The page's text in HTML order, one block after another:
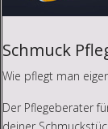
Schmuck
Wie pflegt man
Der Pflegeberater